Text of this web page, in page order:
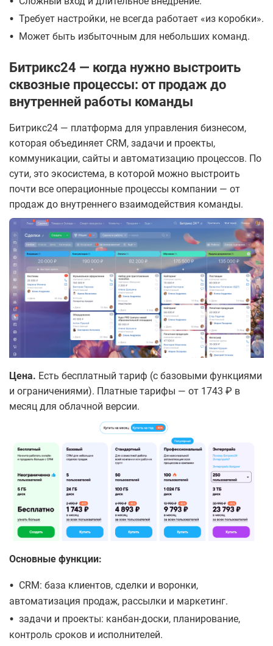
• Требует настройки, не всегда работает «из коробки».
• Может быть избыточным для небольших команд.
Битрикс24 — когда нужно выстроить
сквозные процессы: от продаж до
внутренней работы команды
Битрикс24 — платформа для управления бизнесом,
которая объединяет CRM, задачи и проекты,
коммуникации, сайты и автоматизацию процессов. По
сути, это экосистема, в которой можно выстроить
почти все операционные процессы компании — от
продаж до внутреннего взаимодействия команды.
Цена. Есть бесплатный тариф (с базовыми функциями
и ограничениями). Платные тарифы — от 1743 ₽ в
месяц для облачной версии.
Основные функции:
• CRM: база клиентов, сделки и воронки,
автоматизация продаж, рассылки и маркетинг.
• задачи и проекты: канбан-доски, планирование,
контроль сроков и исполнителей.